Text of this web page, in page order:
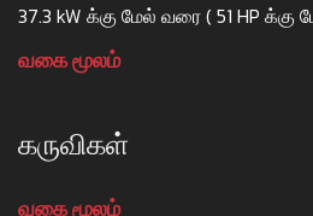
37.3 kW க்கு மேல் வரை ( 51 HP க்கு
வகை மூலம்
கருவிகள்
வகை மூலம்